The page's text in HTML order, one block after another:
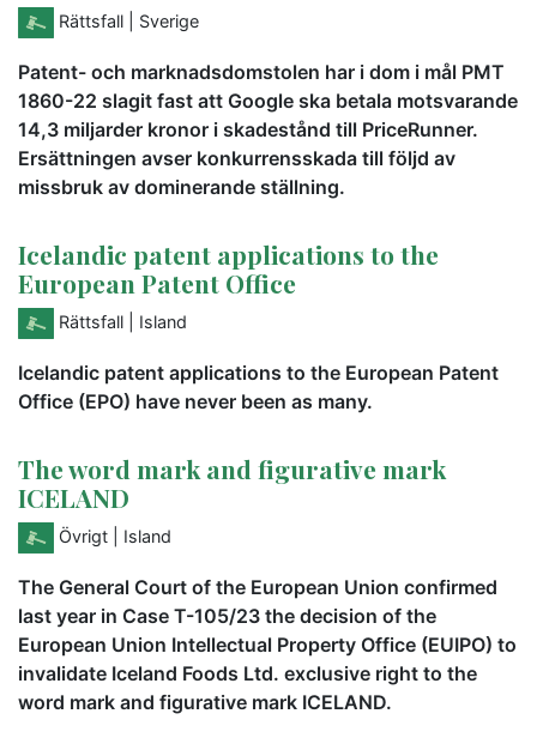
Rättsfall | Sverige
Patent- och marknadsdomstolen har i dom i mål PMT
1860-22 slagit fast att Google ska betala motsvarande
14,3 miljarder kronor i skadestånd till PriceRunner.
Ersättningen avser konkurrensskada till följd av
missbruk av dominerande ställning.
Icelandic patent applications to the
European Patent Office
Rättsfall | Island
Icelandic patent applications to the European Patent
Office (EPO) have never been as many.
The word mark and figurative mark
ICELAND
Övrigt | Island
The General Court of the European Union confirmed
last year in Case T-105/23 the decision of the
European Union Intellectual Property Office (EUIPO) to
invalidate Iceland Foods Ltd. exclusive right to the
word mark and figurative mark ICELAND.